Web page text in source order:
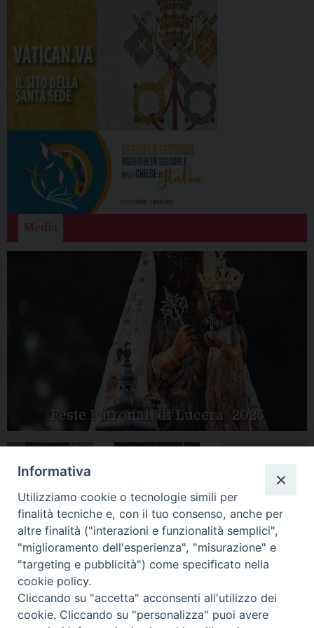
Media
Feste Patronali di Lucera- 2025
Apertura Anno
Peregrinatio
Mariae in Diocesi
Tutte le gallery
CONTATTI:
LUCERA: Piazza Duomo, 13 - 71036 Lucera (FG) − tel.
0881/520882 - e-mail: info@diocesiluceratroia.it
Segreteria del
Vescovo: tel/fax 0881/522244 - e-mail:
Informativa
Utilizziamo cookie o tecnologie simili per
finalità tecniche e, con il tuo consenso, anche per
altre finalità ("interazioni e funzionalità semplici",
"miglioramento dell'esperienza", "misurazione" e
"targeting e pubblicità") come specificato nella
cookie policy.
Cliccando su "accetta" acconsenti all'utilizzo dei
cookie. Cliccando su "personalizza" puoi avere